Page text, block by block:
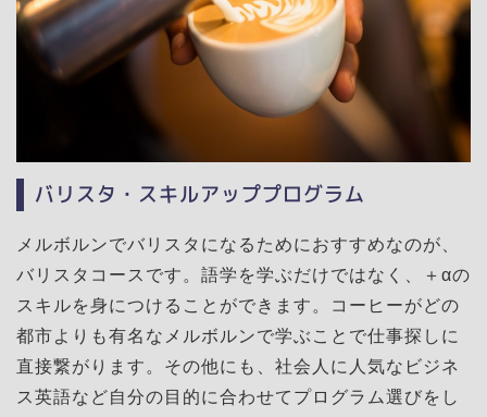
バリスタ・スキルアッププログラム
メルボルンでバリスタになるためにおすすめなのが、
バリスタコースです。語学を学ぶだけではなく、＋αの
スキルを身につけることができます。コーヒーがどの
都市よりも有名なメルボルンで学ぶことで仕事探しに
直接繋がります。その他にも、社会人に人気なビジネ
ス英語など自分の目的に合わせてプログラム選びをし